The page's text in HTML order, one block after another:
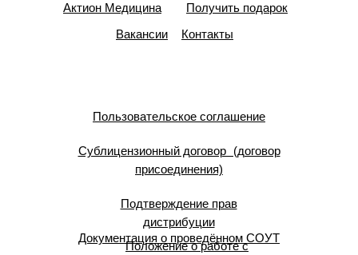
Актион Медицина
Получить подарок
Вакансии
Контакты
Пользовательское соглашение
Сублицензионный договор (договор
присоединения)
Подтверждение прав
дистрибуции
Документация о проведённом СОУТ
Положение о работе с